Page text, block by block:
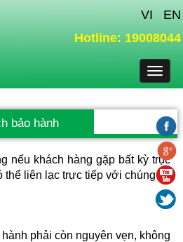
VI
EN
Hotline: 19008044
Toggle
bảo hành
nếu khách hàng gặp bất kỳ trục
thể liên lạc trực tiếp với chúng tôi
phải còn nguyên vẹn, không